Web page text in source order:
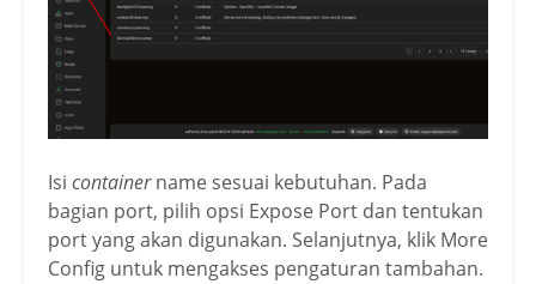
Isi containername sesuai kebutuhan. Pada
bagian port, pilih opsi Expose Port dan tentukan
port yang akan digunakan. Selanjutnya, klik More
Config untuk mengakses pengaturan tambahan.